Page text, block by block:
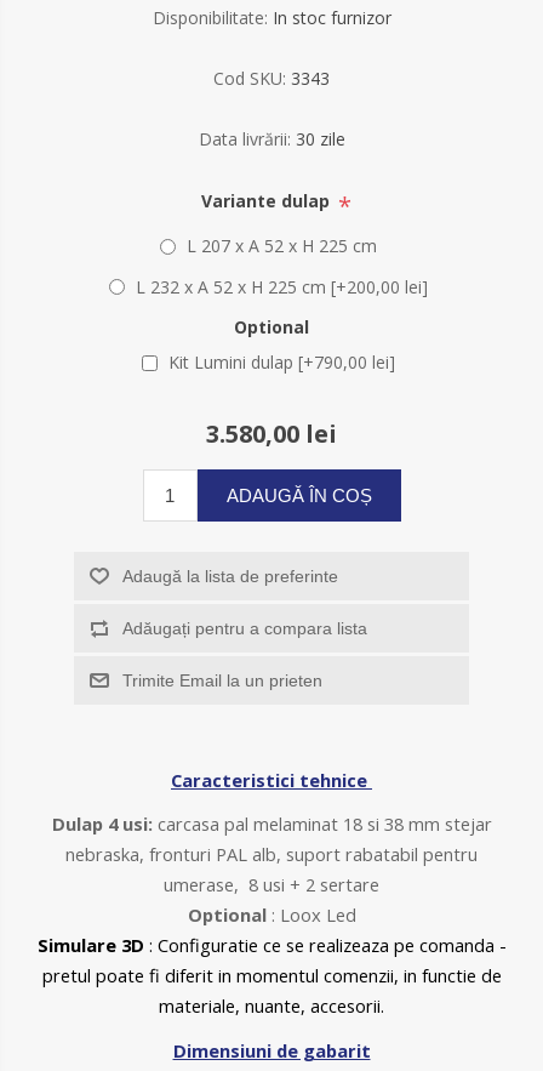
Disponibilitate: In stoc furnizor
Cod SKU: 3343
Data livrării: 30 zile
Variante dulap *
L 207 x A 52 x H 225 cm
L 232 x A 52 x H 225 cm [+200,00 lei]
Optional
Kit Lumini dulap [+790,00 lei]
3.580,00 lei
ADAUGĂ ÎN COȘ
Adaugă la lista de preferinte
Adăugați pentru a compara lista
Trimite Email la un prieten
Caracteristici tehnice
Dulap 4 usi: carcasa pal melaminat 18 si 38 mm stejar
nebraska, fronturi PAL alb, suport rabatabil pentru
umerase, 8 usi + 2 sertare
Optional: Loox Led
Simulare 3D : Configuratie ce se realizeaza pe comanda -
pretul poate fi diferit in momentul comenzii, in functie de
materiale, nuante, accesorii.
Dimensiuni de gabarit